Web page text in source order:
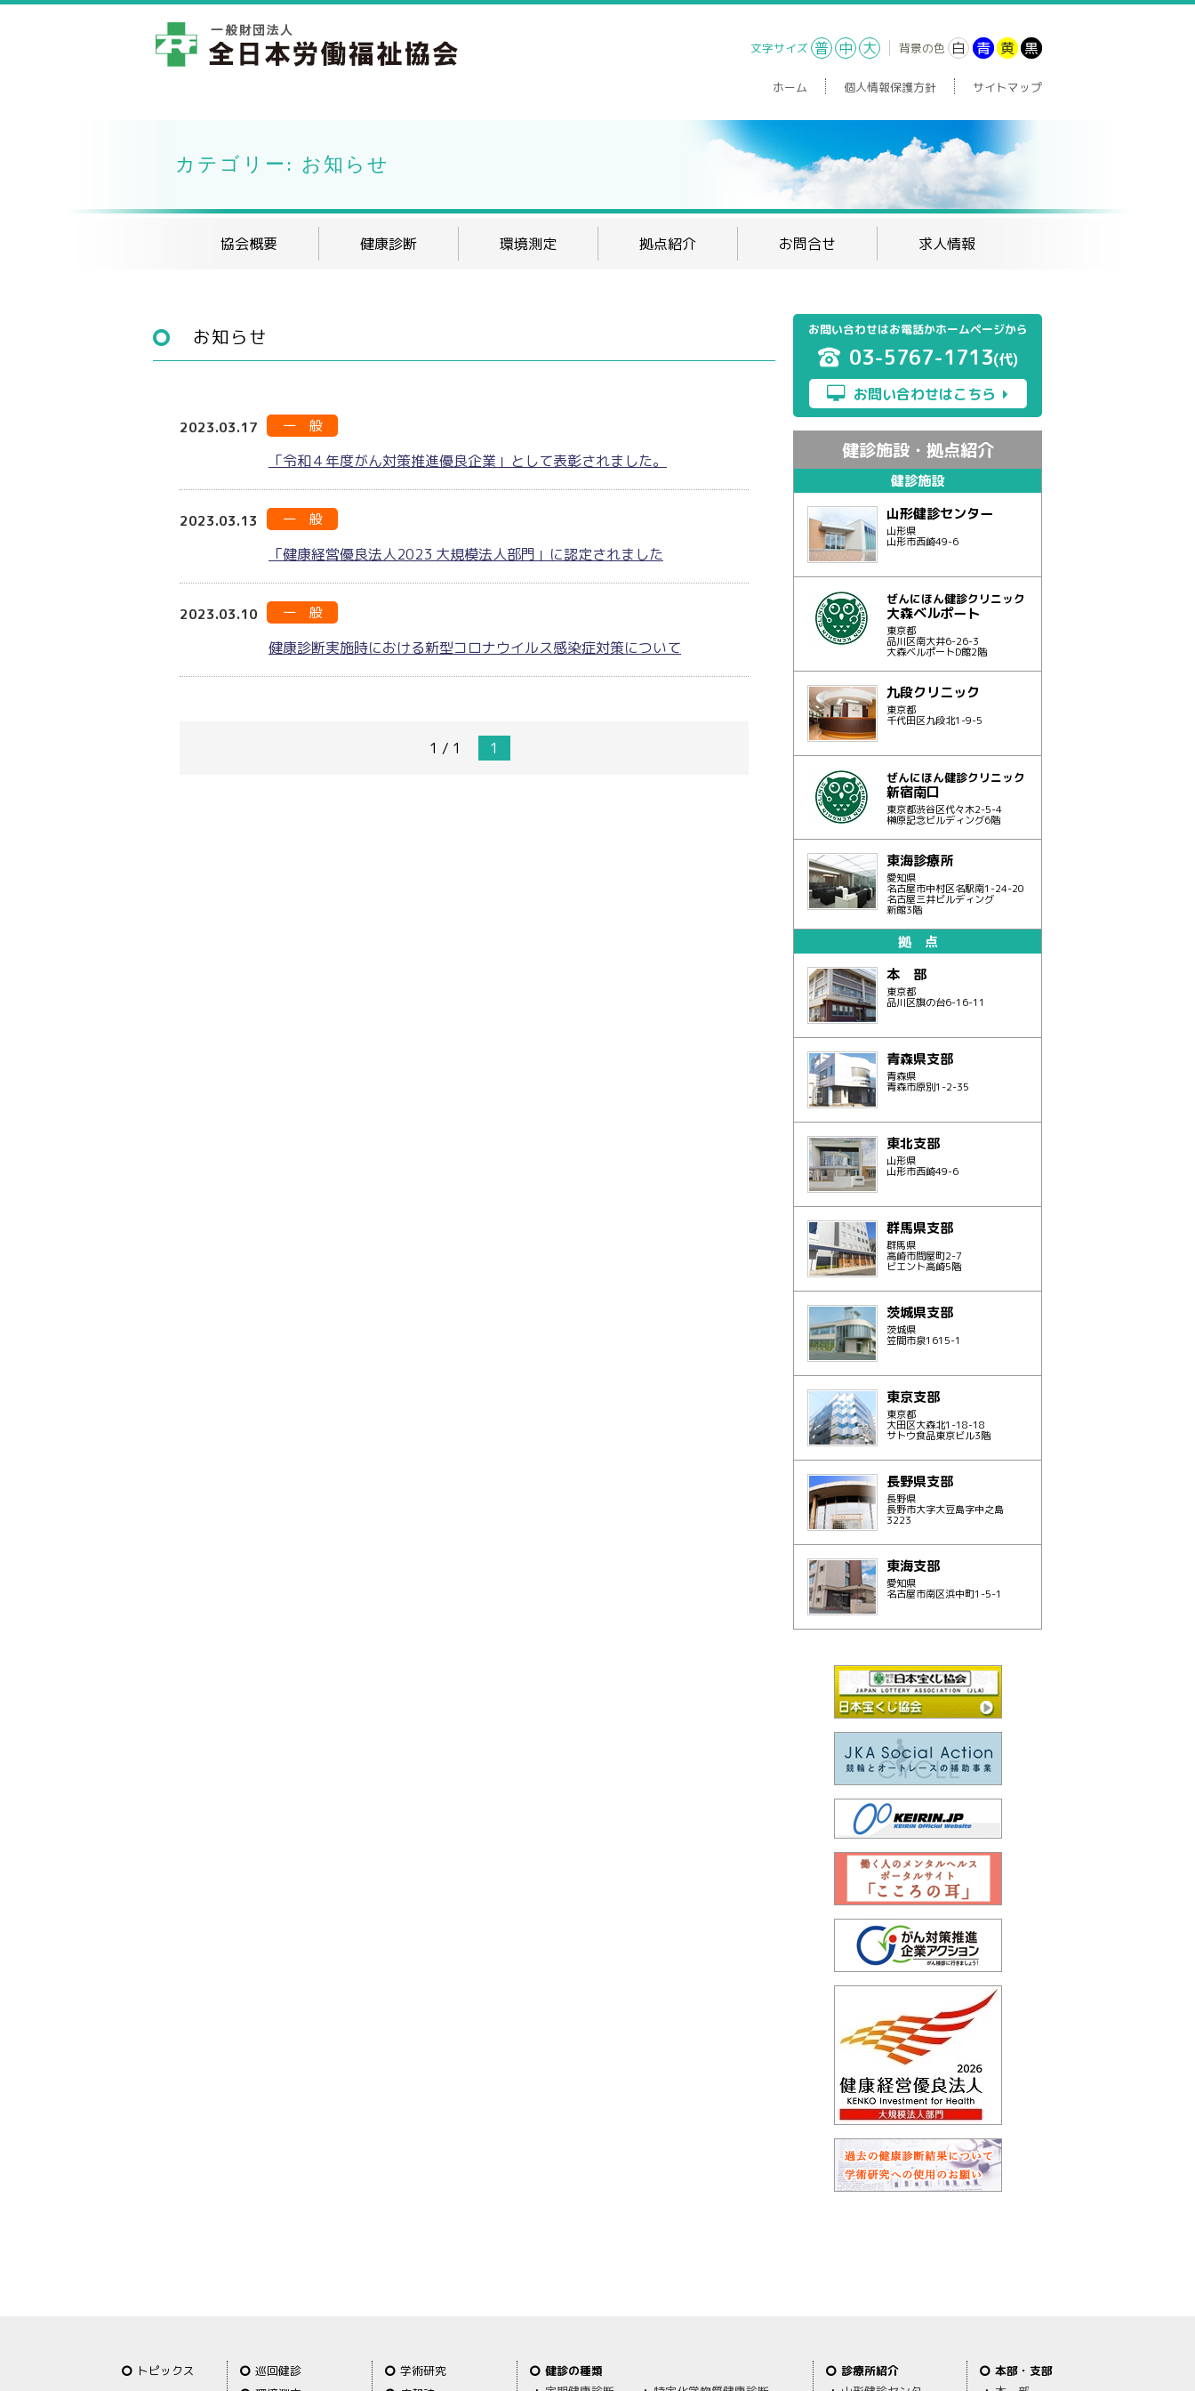
文字サイズ 普 中 大 背景の色 白 青 黄 黒
ホーム 個人情報保護方針 サイトマップ
カテゴリー: お知らせ
協会概要 健康診断 環境測定 拠点紹介 お問合せ 求人情報
お知らせ
2023.03.17 一 般
「令和４年度がん対策推進優良企業」として表彰されました。
2023.03.13 一 般
「健康経営優良法人2023 大規模法人部門」に認定されました
2023.03.10 一 般
健康診断実施時における新型コロナウイルス感染症対策について
1 / 1 1
お問い合わせはお電話かホームページから
03-5767-1713(代)
お問い合わせはこちら
健診施設・拠点紹介
健診施設
山形健診センター
山形県
山形市西崎49-6
ぜんにほん健診クリニック
大森ベルポート
東京都
品川区南大井6-26-3
大森ベルポートD館2階
九段クリニック
東京都
千代田区九段北1-9-5
ぜんにほん健診クリニック
新宿南口
東京都渋谷区代々木2-5-4
榊原記念ビルディング6階
東海診療所
愛知県
名古屋市中村区名駅南1-24-20
名古屋三井ビルディング
新館3階
拠 点
本 部
東京都
品川区旗の台6-16-11
青森県支部
青森県
青森市原別1-2-35
東北支部
山形県
山形市西崎49-6
群馬県支部
群馬県
高崎市問屋町2-7
ビエント高崎5階
茨城県支部
茨城県
笠間市泉1615-1
東京支部
東京都
大田区大森北1-18-18
サトウ食品東京ビル3階
長野県支部
長野県
長野市大字大豆島字中之島
3223
東海支部
愛知県
名古屋市南区浜中町1-5-1
トピックス
巡回健診
学術研究
健診の種類
診療所紹介
本部・支部